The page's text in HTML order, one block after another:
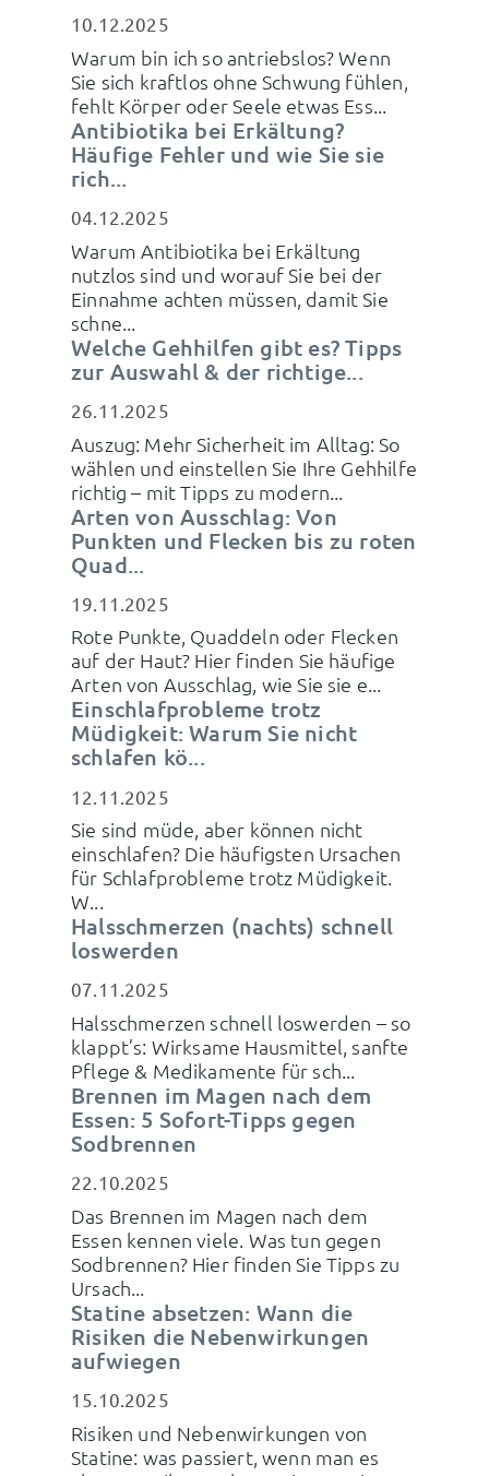
10.12.2025
Warum bin ich so antriebslos? Wenn
Sie sich kraftlos ohne Schwung fühlen,
fehlt Körper oder Seele etwas Ess...
Antibiotika bei Erkältung?
Häufige Fehler und wie Sie sie
rich...
04.12.2025
Warum Antibiotika bei Erkältung
nutzlos sind und worauf Sie bei der
Einnahme achten müssen, damit Sie
schne...
Welche Gehhilfen gibt es? Tipps
zur Auswahl & der richtige...
26.11.2025
Auszug: Mehr Sicherheit im Alltag: So
wählen und einstellen Sie Ihre Gehhilfe
richtig – mit Tipps zu modern...
Arten von Ausschlag: Von
Punkten und Flecken bis zu roten
Quad...
19.11.2025
Rote Punkte, Quaddeln oder Flecken
auf der Haut? Hier finden Sie häufige
Arten von Ausschlag, wie Sie sie e...
Einschlafprobleme trotz
Müdigkeit: Warum Sie nicht
schlafen kö...
12.11.2025
Sie sind müde, aber können nicht
einschlafen? Die häufigsten Ursachen
für Schlafprobleme trotz Müdigkeit.
W...
Halsschmerzen (nachts) schnell
loswerden
07.11.2025
Halsschmerzen schnell loswerden – so
klappt’s: Wirksame Hausmittel, sanfte
Pflege & Medikamente für sch...
Brennen im Magen nach dem
Essen: 5 Sofort-Tipps gegen
Sodbrennen
22.10.2025
Das Brennen im Magen nach dem
Essen kennen viele. Was tun gegen
Sodbrennen? Hier finden Sie Tipps zu
Ursach...
Statine absetzen: Wann die
Risiken die Nebenwirkungen
aufwiegen
15.10.2025
Risiken und Nebenwirkungen von
Statine: was passiert, wenn man es